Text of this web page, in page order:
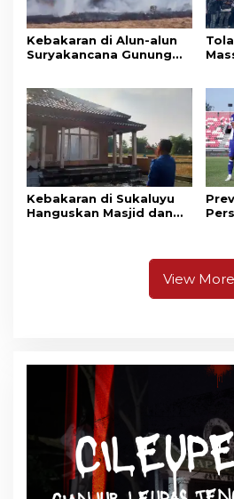
Kebakaran di Alun-alun
Suryakancana Gunung
Masih Bersiaga
Kebakaran di Sukaluyu
Hanguskan Masjid dan
View More